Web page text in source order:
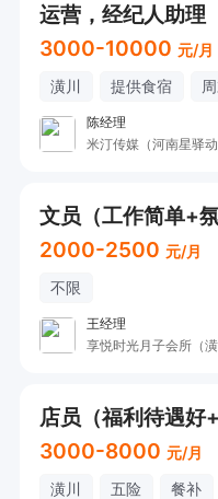
运营，经纪人助理
3000-10000 元/月
潢川 提供食宿
陈经理
文员（工作简单+氛
2000-2500 元/月
不限
王经理
享悦时光月子会所（潢
店员（福利待遇好
3000-8000 元/月
潢川 五险 餐补